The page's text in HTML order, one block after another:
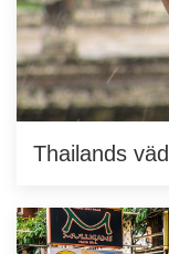
Thailands